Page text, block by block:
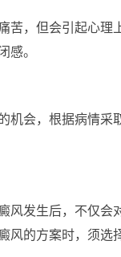
，但会引起心理
感。
会，根据病情采
发生后，不仅会
风的方案时，须选